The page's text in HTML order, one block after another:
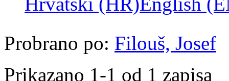
Probrano po: Filouš, Josef
Prikazano 1-1 od 1 zapisa